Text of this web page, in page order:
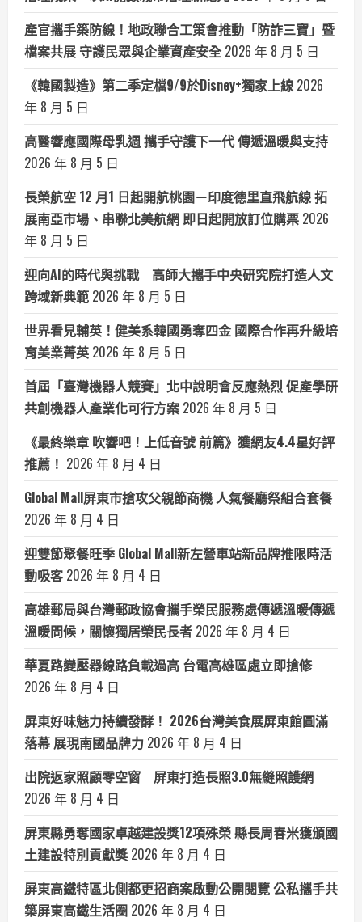
產官攜手築防線！地政聯合工策會推動「防詐三寶」暨
檔案共展 守護民眾與企業資產安全 2026 年 8 月 5 日
《韓國製造》第二季定檔9/9於Disney+獨家上線 2026
年 8 月 5 日
高醫響應國際母乳週 攜手守護下一代 傳遞溫暖與支持
2026 年 8 月 5 日
長榮航空 12 月1 日起開航桃園－印度德里直飛航線 拓
展南亞市場、串聯北美航網 即日起開放訂位購票 2026
年 8 月 5 日
迎向AI的時代與挑戰 高師大攜手中央研究院打造人文
跨域新典範 2026 年 8 月 5 日
世界看見輔英！健美系韓國勇奪四金 國際合作再升級培
育美業菁英 2026 年 8 月 5 日
首屆「臺灣機器人競賽」北中說明會反應熱烈 促產學研
共創機器人產業化可行方案 2026 年 8 月 5 日
《最終樂章 吹響吧！上低音號 前篇》獲網友4.4星好評
推薦！ 2026 年 8 月 4 日
Global Mall屏東市搶攻父親節商機 人氣餐廳祭組合套餐
2026 年 8 月 4 日
迎雙節聚餐旺季 Global Mall新左營車站新品牌推限時活
動吸客 2026 年 8 月 4 日
高雄郵局與台灣郵政協會攜手榮民服務處傳遞溫暖傳遞
溫暖問候，關懷獨居榮民長者 2026 年 8 月 4 日
華夏路變壓器線路負載過高 台電高雄區處立即搶修
2026 年 8 月 4 日
屏東好味魅力持續發酵！ 2026台灣美食展屏東館圓滿
落幕 展現南國品牌力 2026 年 8 月 4 日
出院返家照顧零空窗 屏東打造長照3.0無縫照護網
2026 年 8 月 4 日
屏東縣勇奪國家卓越建設獎12項殊榮 縣長周春米獲頒國
土建設特別貢獻獎 2026 年 8 月 4 日
屏東高鐵特區北側都更招商案啟動公開閱覽 公私攜手共
築屏東高鐵生活圈 2026 年 8 月 4 日